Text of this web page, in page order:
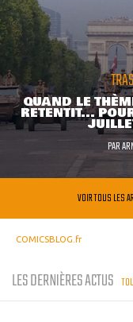
QUAND LE
RETENTIT...
PAR
VOIR TOUS LES
COMICSBLOG.fr
LES DERNIÈRES ACTUS